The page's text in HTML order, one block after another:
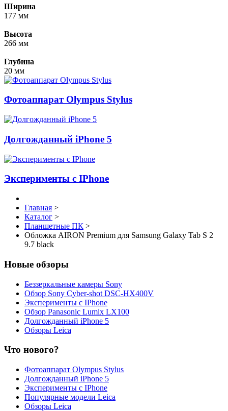
Ширина
177 мм
Высота
266 мм
Глубина
20 мм
Фотоаппарат Olympus Stylus
Долгожданный iPhone 5
Эксперименты с IPhone
Главная >
Каталог >
Планшетные ПК >
Обложка AIRON Premium для Samsung Galaxy Tab S 2
9.7 black
Новые обзоры
Беззеркальные камеры Sony
Обзор Sony Cyber-shot DSC-HX400V
Эксперименты с IPhone
Обзор Panasonic Lumix LX100
Долгожданный iPhone 5
Обзоры Leica
Что нового?
Фотоаппарат Olympus Stylus
Долгожданный iPhone 5
Эксперименты с IPhone
Популярные модели Leica
Обзоры Leica